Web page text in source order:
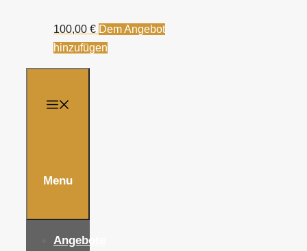
100,00 € Dem Angebot
hinzufügen
Menu
Angebote